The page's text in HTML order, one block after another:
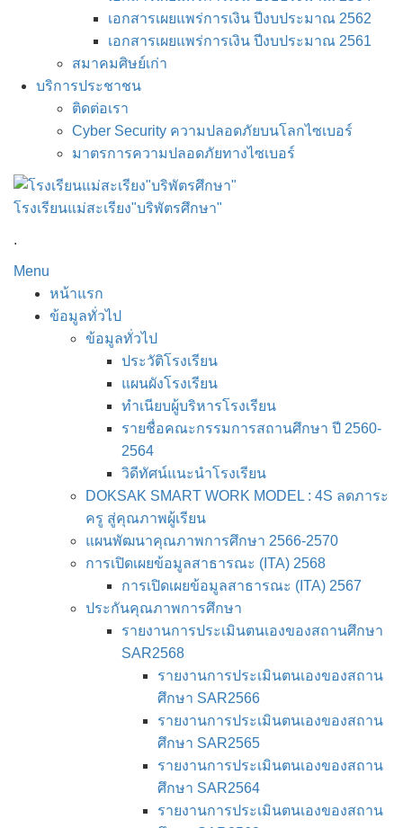
เอกสารเผยแพร่การเงิน ปีงบประมาณ 2562
เอกสารเผยแพร่การเงิน ปีงบประมาณ 2561
สมาคมศิษย์เก่า
บริการประชาชน
ติดต่อเรา
Cyber Security ความปลอดภัยบนโลกไซเบอร์
มาตรการความปลอดภัยทางไซเบอร์
โรงเรียนแม่สะเรียง"บริพัตรศึกษา"
.
Menu
หน้าแรก
ข้อมูลทั่วไป
ข้อมูลทั่วไป
ประวัติโรงเรียน
แผนผังโรงเรียน
ทำเนียบผู้บริหารโรงเรียน
รายชื่อคณะกรรมการสถานศึกษา ปี 2560-
2564
วิดีทัศน์แนะนำโรงเรียน
DOKSAK SMART WORK MODEL : 4S ลดภาระ
ครู สู่คุณภาพผู้เรียน
แผนพัฒนาคุณภาพการศึกษา 2566-2570
การเปิดเผยข้อมูลสาธารณะ (ITA) 2568
การเปิดเผยข้อมูลสาธารณะ (ITA) 2567
ประกันคุณภาพการศึกษา
รายงานการประเมินตนเองของสถานศึกษา
SAR2568
รายงานการประเมินตนเองของสถาน
ศึกษา SAR2566
รายงานการประเมินตนเองของสถาน
ศึกษา SAR2565
รายงานการประเมินตนเองของสถาน
ศึกษา SAR2564
รายงานการประเมินตนเองของสถาน